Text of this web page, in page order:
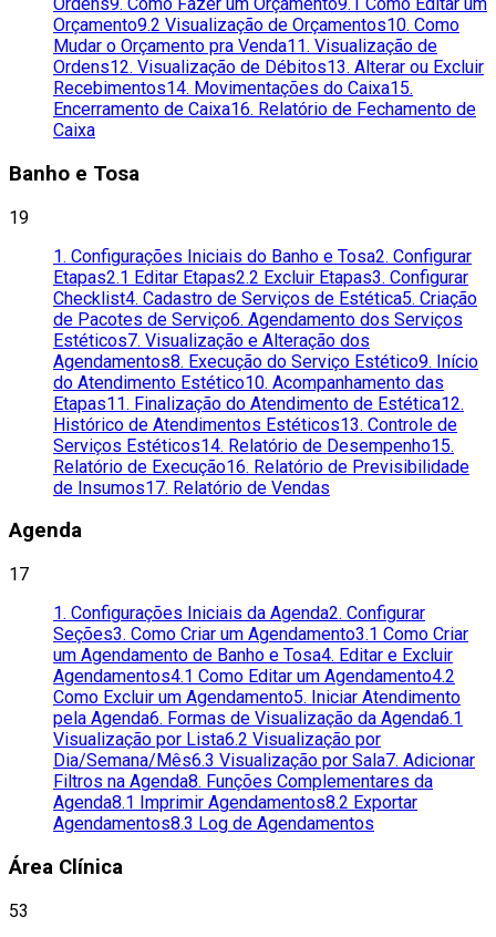
Ordens9. Como Fazer um Orçamento9.1 Como Editar um
Orçamento9.2 Visualização de Orçamentos10. Como
Mudar o Orçamento pra Venda11. Visualização de
Ordens12. Visualização de Débitos13. Alterar ou Excluir
Recebimentos14. Movimentações do Caixa15.
Encerramento de Caixa16. Relatório de Fechamento de
Caixa
Banho e Tosa
19
1. Configurações Iniciais do Banho e Tosa2. Configurar
Etapas2.1 Editar Etapas2.2 Excluir Etapas3. Configurar
Checklist4. Cadastro de Serviços de Estética5. Criação
de Pacotes de Serviço6. Agendamento dos Serviços
Estéticos7. Visualização e Alteração dos
Agendamentos8. Execução do Serviço Estético9. Início
do Atendimento Estético10. Acompanhamento das
Etapas11. Finalização do Atendimento de Estética12.
Histórico de Atendimentos Estéticos13. Controle de
Serviços Estéticos14. Relatório de Desempenho15.
Relatório de Execução16. Relatório de Previsibilidade
de Insumos17. Relatório de Vendas
Agenda
17
1. Configurações Iniciais da Agenda2. Configurar
Seções3. Como Criar um Agendamento3.1 Como Criar
um Agendamento de Banho e Tosa4. Editar e Excluir
Agendamentos4.1 Como Editar um Agendamento4.2
Como Excluir um Agendamento5. Iniciar Atendimento
pela Agenda6. Formas de Visualização da Agenda6.1
Visualização por Lista6.2 Visualização por
Dia/Semana/Mês6.3 Visualização por Sala7. Adicionar
Filtros na Agenda8. Funções Complementares da
Agenda8.1 Imprimir Agendamentos8.2 Exportar
Agendamentos8.3 Log de Agendamentos
Área Clínica
53